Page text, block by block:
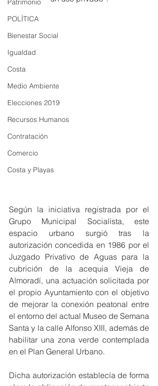
Patrimonio
POLÍTICA
Bienestar Social
Igualdad
Costa
Medio Ambiente
Elecciones 2019
Recursos Humanos
Contratación
Comercio
Costa y Playas
Según la iniciativa registrada por el
Grupo Municipal Socialista, este
espacio urbano surgió tras la
autorización concedida en 1986 por el
Juzgado Privativo de Aguas para la
cubrición de la acequia Vieja de
Almoradí, una actuación solicitada por
el propio Ayuntamiento con el objetivo
de mejorar la conexión peatonal entre
el entorno del actual Museo de Semana
Santa y la calle Alfonso XIII, además de
habilitar una zona verde contemplada
en el Plan General Urbano.
Dicha autorización establecía de forma